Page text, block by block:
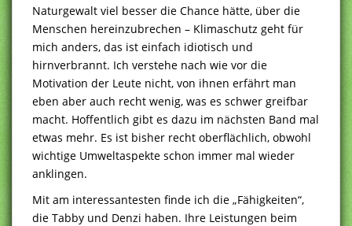
Naturgewalt viel besser die Chance hätte, über die
Menschen hereinzubrechen – Klimaschutz geht für
mich anders, das ist einfach idiotisch und
hirnverbrannt. Ich verstehe nach wie vor die
Motivation der Leute nicht, von ihnen erfährt man
eben aber auch recht wenig, was es schwer greifbar
macht. Hoffentlich gibt es dazu im nächsten Band mal
etwas mehr. Es ist bisher recht oberflächlich, obwohl
wichtige Umweltaspekte schon immer mal wieder
anklingen.
Mit am interessantesten finde ich die „Fähigkeiten“,
die Tabby und Denzi haben. Ihre Leistungen beim